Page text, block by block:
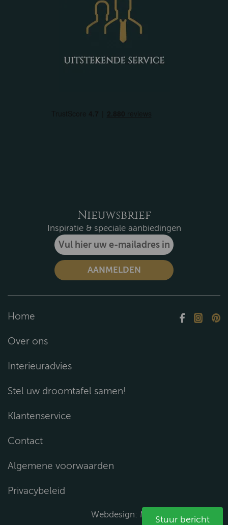
Nieuwsbrief
Inspiratie & speciale aanbiedingen
Home
Over ons
Interieuradvies
Stel uw droomtafel samen!
Klantenservice
Contact
Algemene voorwaarden
Privacybeleid
Webdesign: Media Solutions B.V.
Stuur bericht